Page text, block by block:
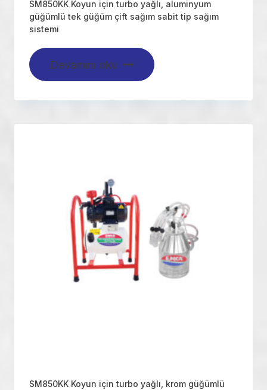
SM850KK Koyun için turbo yağlı, aluminyum
güğümlü tek güğüm çift sağım sabit tip sağım
sistemi
Devamını oku
SM850KK Koyun için turbo yağlı, krom güğümlü